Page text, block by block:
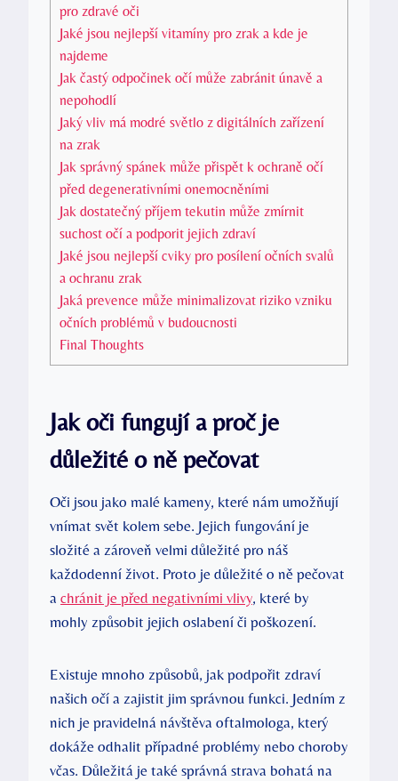
pro zdravé oči
Jaké jsou nejlepší vitamíny pro zrak a kde je
najdeme
Jak častý odpočinek očí může zabránit únavě a
nepohodlí
Jaký vliv má modré světlo z digitálních zařízení
na zrak
Jak správný spánek může přispět k ochraně očí
před degenerativními onemocněními
Jak dostatečný příjem tekutin může zmírnit
suchost očí a podporit jejich zdraví
Jaké jsou nejlepší cviky pro posílení očních svalů
a ochranu zrak
Jaká prevence může minimalizovat riziko vzniku
očních problémů v budoucnosti
Final Thoughts
Jak oči fungují a proč je
důležité o ně pečovat
Oči jsou jako malé kameny, které nám umožňují
vnímat svět kolem sebe. Jejich fungování je
složité a zároveň velmi důležité pro náš
každodenní život. Proto je důležité o ně pečovat
a chránit je před negativními vlivy, které by
mohly způsobit jejich oslabení či poškození.
Existuje mnoho způsobů, jak podpořit zdraví
našich očí a zajistit jim správnou funkci. Jedním z
nich je pravidelná návštěva oftalmologa, který
dokáže odhalit případné problémy nebo choroby
včas. Důležitá je také správná strava bohatá na